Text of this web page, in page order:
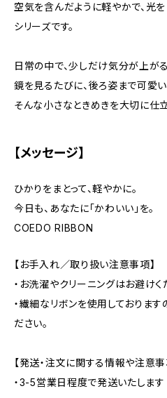
空気を含んだように軽やかで、光
シリーズです。
日常の中で、少しだけ気分が上がる
鏡を見るたびに、後ろ姿まで可愛い
そんな小さなときめきを大切に仕
【メッセージ】
ひかりをまとって、軽やかに。
今日も、あなたに「かわいい」を。
COEDO RIBBON
【お手入れ／取り扱い注意事項】
・お洗濯やクリーニングはお避けく
・繊細なリボンを使用しております
ださい。
【発送・注文に関する情報や注意事
・3-5営業日程度で発送いたします